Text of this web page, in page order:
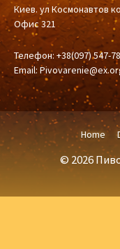
Киев. ул Космонавтов
Офис 321
Телефон: +38(097) 547-
Email:
Home
© 2026